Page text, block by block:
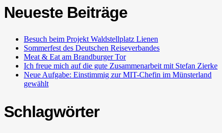
Neueste Beiträge
Besuch beim Projekt Waldstellplatz Lienen
Sommerfest des Deutschen Reiseverbandes
Meat & Eat am Brandburger Tor
Ich freue mich auf die gute Zusammenarbeit mit Stefan Zierke
Neue Aufgabe: Einstimmig zur MIT-Chefin im Münsterland
gewählt
Schlagwörter